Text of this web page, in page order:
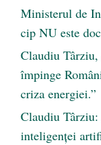
Ministerul de
cip NU este
Claudiu
împinge
criza energiei.”
Claudiu Târziu:
inteligenței